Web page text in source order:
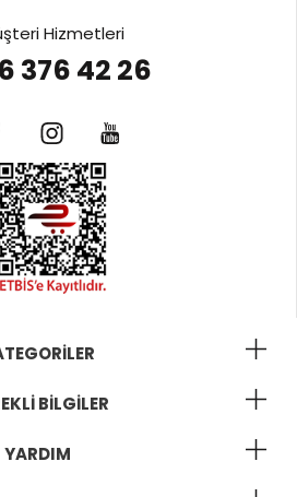
Hizmetleri
376 42 26
BILGILER
YARDIM